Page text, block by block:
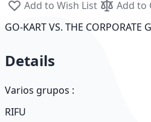
Add to Wish List
Add to
GO-KART VS. THE CORPORATE
Details
Varios grupos :
RIFU